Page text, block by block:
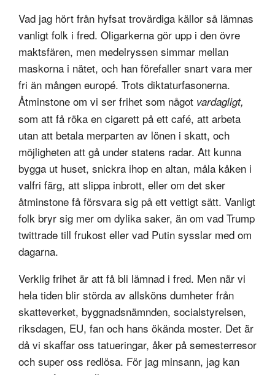
Vad jag hört från hyfsat trovärdiga källor så lämnas
vanligt folk i fred. Oligarkerna gör upp i den övre
maktsfären, men medelryssen simmar mellan
maskorna i nätet, och han förefaller snart vara mer
fri än mången europé. Trots diktaturfasonerna.
Åtminstone om vi ser frihet som något vardagligt,
som att få röka en cigarett på ett café, att arbeta
utan att betala merparten av lönen i skatt, och
möjligheten att gå under statens radar. Att kunna
bygga ut huset, snickra ihop en altan, måla kåken i
valfri färg, att slippa inbrott, eller om det sker
åtminstone få försvara sig på ett vettigt sätt. Vanligt
folk bryr sig mer om dylika saker, än om vad Trump
twittrade till frukost eller vad Putin sysslar med om
dagarna.
Verklig frihet är att få bli lämnad i fred. Men när vi
hela tiden blir störda av allsköns dumheter från
skatteverket, byggnadsnämnden, socialstyrelsen,
riksdagen, EU, fan och hans ökända moster. Det är
då vi skaffar oss tatueringar, åker på semesterresor
och super oss redlösa. För jag minsann, jag kan